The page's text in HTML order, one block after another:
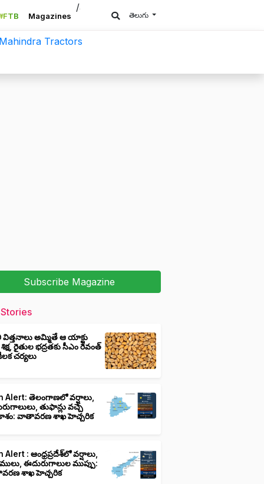
Magazines
/a>
తెలుగు
Subscribe Magazine
విత్తనాలు అమ్మితే ఆ యాక్టు
రైతుల భద్రతకు సీఎం రేవంత్
చర్యలు
Alert: తెలంగాణలో వర్షాలు,
తుఫాన్లు వచ్చే
వాతావరణ శాఖ హెచ్చరిక
Alert : ఆంధ్రప్రదేశ్‌లో వర్షాలు,
ఈదురుగాలుల ముప్పు:
శాఖ హెచ్చరిక